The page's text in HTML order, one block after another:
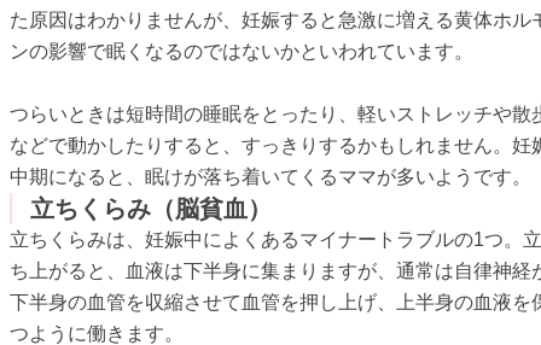
た原因はわかりませんが、妊娠すると急激に増える黄体ホル
ンの影響で眠くなるのではないかといわれています。
つらいときは短時間の睡眠をとったり、軽いストレッチや散
などで動かしたりすると、すっきりするかもしれません。妊
中期になると、眠けが落ち着いてくるママが多いようです。
立ちくらみ（脳貧血）
立ちくらみは、妊娠中によくあるマイナートラブルの1つ。立
ち上がると、血液は下半身に集まりますが、通常は自律神経
下半身の血管を収縮させて血管を押し上げ、上半身の血液を
つように働きます。